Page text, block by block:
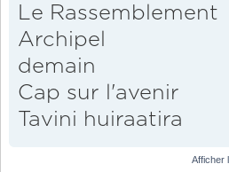
Le Rassemblement
Archipel
demain
Cap sur l'avenir
Tavini huiraatira
Afficher